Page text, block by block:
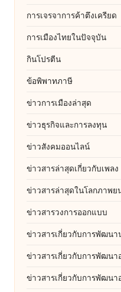
การเจรจาการค้าตึงเครียด
การเมืองไทยในปัจจุบัน
กินโปรตีน
ข้อพิพาทภาษี
ข่าวการเมืองล่าสุด
ข่าวธุรกิจและการลงทุน
ข่าวสังคมออนไลน์
ข่าวสารล่าสุดเกี่ยวกับเพลง
ข่าวสารล่าสุดในโลกภาพย
ข่าวสารวงการออกแบบ
ข่าวสารเกี่ยวกับการพัฒนา
ข่าวสารเกี่ยวกับการพัฒนา
ข่าวสารเกี่ยวกับการพัฒนา